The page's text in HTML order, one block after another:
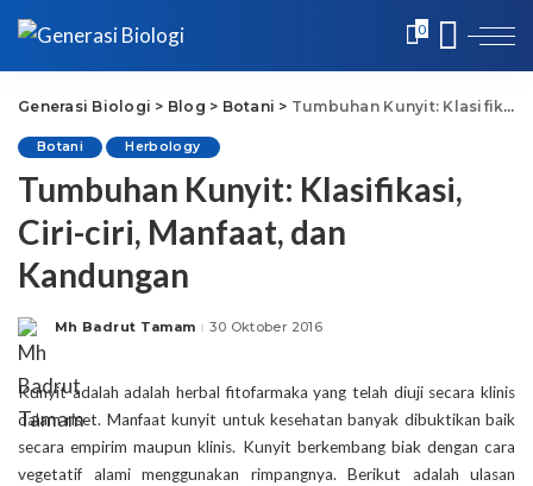
0
Generasi Biologi > Blog > Botani > Tumbuhan Kunyit: Klasifikasi, Ciri-ciri, Manfaat, dan Kandungan
Botani Herbology
Tumbuhan Kunyit: Klasifikasi,
Ciri-ciri, Manfaat, dan
Kandungan
Posted
Mh Badrut Tamam 30 Oktober 2016
Kunyit adalah adalah herbal fitofarmaka yang telah diuji secara klinis
dalam riset. Manfaat kunyit untuk kesehatan banyak dibuktikan baik
secara empirim maupun klinis. Kunyit berkembang biak dengan cara
vegetatif alami menggunakan rimpangnya. Berikut adalah ulasan